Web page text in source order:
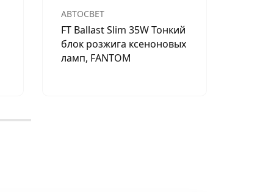
АВТОСВЕТ
FT Ballast Slim 35W Тонкий
блок розжига ксеноновых
ламп, FANTOM